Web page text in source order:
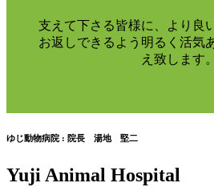
支えて下さる皆様に、より良
お返しできるよう明るく活気
え致します。
ゆじ動物病院 : 院長 湯地 堅二
Yuji Animal Hospital